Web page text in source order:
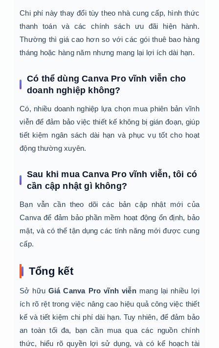
Chi phí này thay đổi tùy theo nhà cung cấp, hình thức
thanh toán và các chính sách ưu đãi hiện hành.
Thường thì giá cao hơn so với các gói thuê bao hàng
tháng hoặc hàng năm nhưng mang lại lợi ích dài hạn.
Có thể dùng Canva Pro vĩnh viễn cho
doanh nghiệp không?
Có, nhiều doanh nghiệp lựa chọn mua phiên bản vĩnh
viễn để đảm bảo việc thiết kế không bị gián đoạn, giúp
tiết kiệm ngân sách dài hạn và phục vụ tốt cho hoạt
động thường xuyên.
Sau khi mua Canva Pro vĩnh viễn, tôi có
cần cập nhật gì không?
Bạn vẫn cần theo dõi các bản cập nhật mới của
Canva để đảm bảo phần mềm hoạt động ổn định, bảo
mật, và có thể tận dụng các tính năng mới được cung
cấp.
Tổng kết
Sở hữu Giá Canva Pro vĩnh viễnmang lại nhiều lợi
ích rõ rệt trong việc nâng cao hiệu quả công việc thiết
kế và tiết kiệm chi phí dài hạn. Tuy nhiên, để đảm bảo
an toàn tối đa, bạn cần mua qua các nguồn chính
thức, hiểu rõ quyền lợi sử dụng, và có kế hoạch tài